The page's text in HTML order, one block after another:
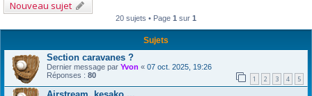
Nouveau sujet
20 sujets • Page 1 sur 1
Sujets
Section caravanes ?
Dernier message par Yvon « 07 oct. 2025, 19:26
Réponses : 80 1 2 3 4 5